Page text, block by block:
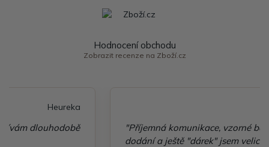
Hodnocení obchodu
Zobrazit recenze na Zboží.cz
"Příjemná komunikace, vzorné balení, rychlé
dodání a ještě "dárek" jsem velice spokojená a